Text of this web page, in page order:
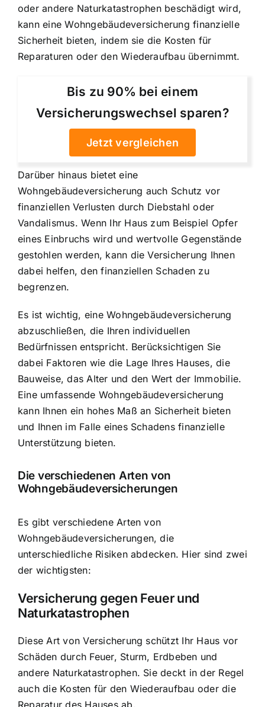
oder andere Naturkatastrophen beschädigt wird,
kann eine Wohngebäudeversicherung finanzielle
Sicherheit bieten, indem sie die Kosten für
Reparaturen oder den Wiederaufbau übernimmt.
Bis zu 90% bei einem
Versicherungswechsel sparen?
Jetzt vergleichen
Darüber hinaus bietet eine
Wohngebäudeversicherung auch Schutz vor
finanziellen Verlusten durch Diebstahl oder
Vandalismus. Wenn Ihr Haus zum Beispiel Opfer
eines Einbruchs wird und wertvolle Gegenstände
gestohlen werden, kann die Versicherung Ihnen
dabei helfen, den finanziellen Schaden zu
begrenzen.
Es ist wichtig, eine Wohngebäudeversicherung
abzuschließen, die Ihren individuellen
Bedürfnissen entspricht. Berücksichtigen Sie
dabei Faktoren wie die Lage Ihres Hauses, die
Bauweise, das Alter und den Wert der Immobilie.
Eine umfassende Wohngebäudeversicherung
kann Ihnen ein hohes Maß an Sicherheit bieten
und Ihnen im Falle eines Schadens finanzielle
Unterstützung bieten.
Die verschiedenen Arten von
Wohngebäudeversicherungen
Es gibt verschiedene Arten von
Wohngebäudeversicherungen, die
unterschiedliche Risiken abdecken. Hier sind zwei
der wichtigsten:
Versicherung gegen Feuer und
Naturkatastrophen
Diese Art von Versicherung schützt Ihr Haus vor
Schäden durch Feuer, Sturm, Erdbeben und
andere Naturkatastrophen. Sie deckt in der Regel
auch die Kosten für den Wiederaufbau oder die